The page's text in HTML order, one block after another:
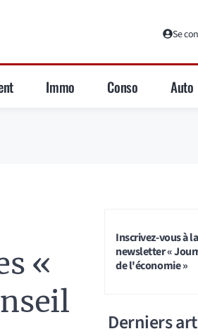
Se
Immo Conso Auto
«
Inscrivez-vous à la
newsletter «
de l'économie »
Derniers